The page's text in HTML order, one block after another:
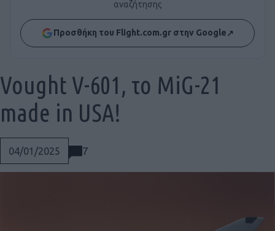
αναζήτησης
Προσθήκη του Flight.com.gr στην Google↗
04/01/2025 7
Vought V-601, το MiG-21
made in USA!